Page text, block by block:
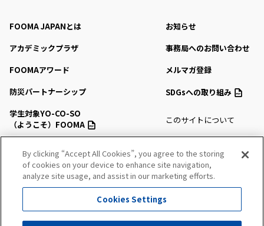
FOOMA JAPANとは
アカデミックプラザ
FOOMAアワード
防災パートナーシップ
学生対象YO-CO-SO
（ようこそ）FOOMA
会場マップ・サービス
出展社情報
セミナー・シンポジウム
お知らせ
事務局へのお問い合わせ
メルマガ登録
SDGsへの取り組み
このサイトについて
サイトマップ
By clicking “Accept All Cookies”, you agree to the storing
of cookies on your device to enhance site navigation,
analyze site usage, and assist in our marketing efforts.
Cookies Settings